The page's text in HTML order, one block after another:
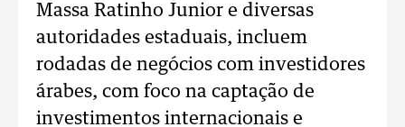
Massa Ratinho Junior e diversas
autoridades estaduais, incluem
rodadas de negócios com investidores
árabes, com foco na captação de
investimentos internacionais e